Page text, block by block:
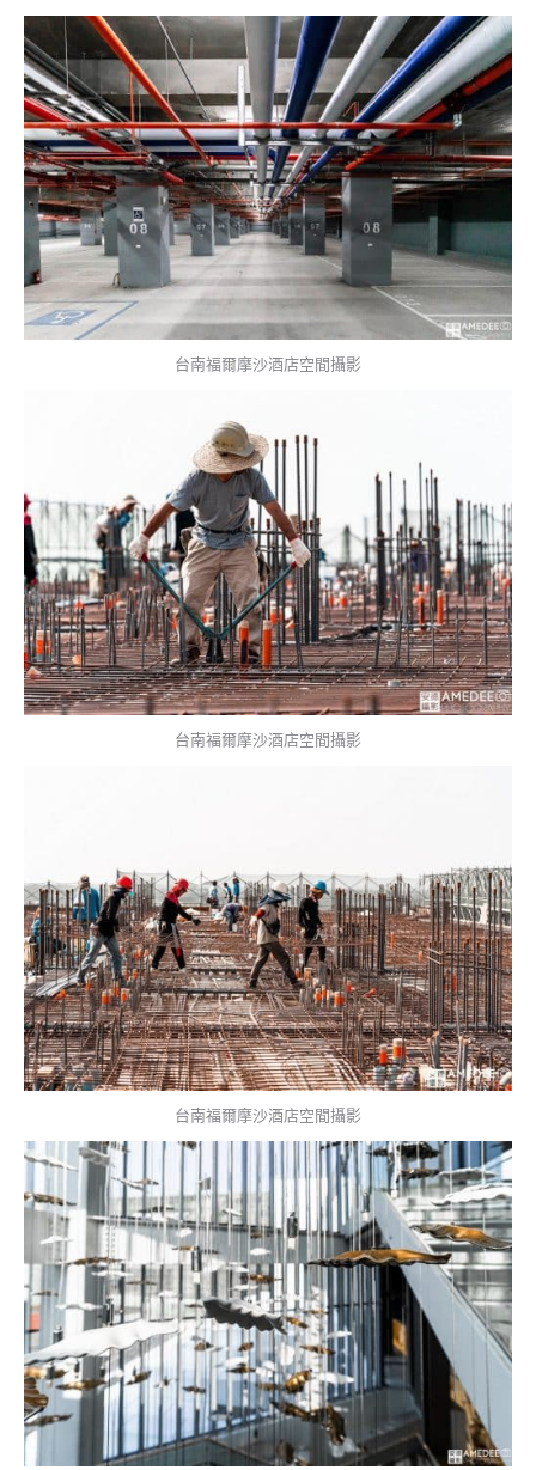
台南福爾摩沙酒店空間攝影
台南福爾摩沙酒店空間攝影
台南福爾摩沙酒店空間攝影